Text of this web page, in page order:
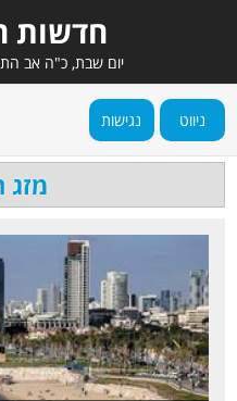
חדשות
יום שבת, כ"ה אב התשפ"ו, 8
ניווט נגישות
מזג